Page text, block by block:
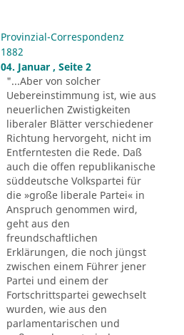
Provinzial-Correspondenz
1882
04. Januar , Seite 2
"...Aber von solcher
Uebereinstimmung ist, wie aus
neuerlichen Zwistigkeiten
liberaler Blätter verschiedener
Richtung hervorgeht, nicht im
Entferntesten die Rede. Daß
auch die offen republikanische
süddeutsche Volkspartei für
die »große liberale Partei« in
Anspruch genommen wird,
geht aus den
freundschaftlichen
Erklärungen, die noch jüngst
zwischen einem Führer jener
Partei und einem der
Fortschrittspartei gewechselt
wurden, wie aus den
parlamentarischen und